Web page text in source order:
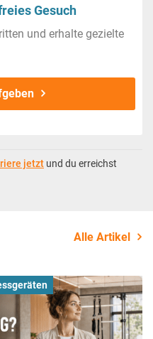
Gesuch
und erhalte gezielte
jetzt und du erreichst
Alle Artikel